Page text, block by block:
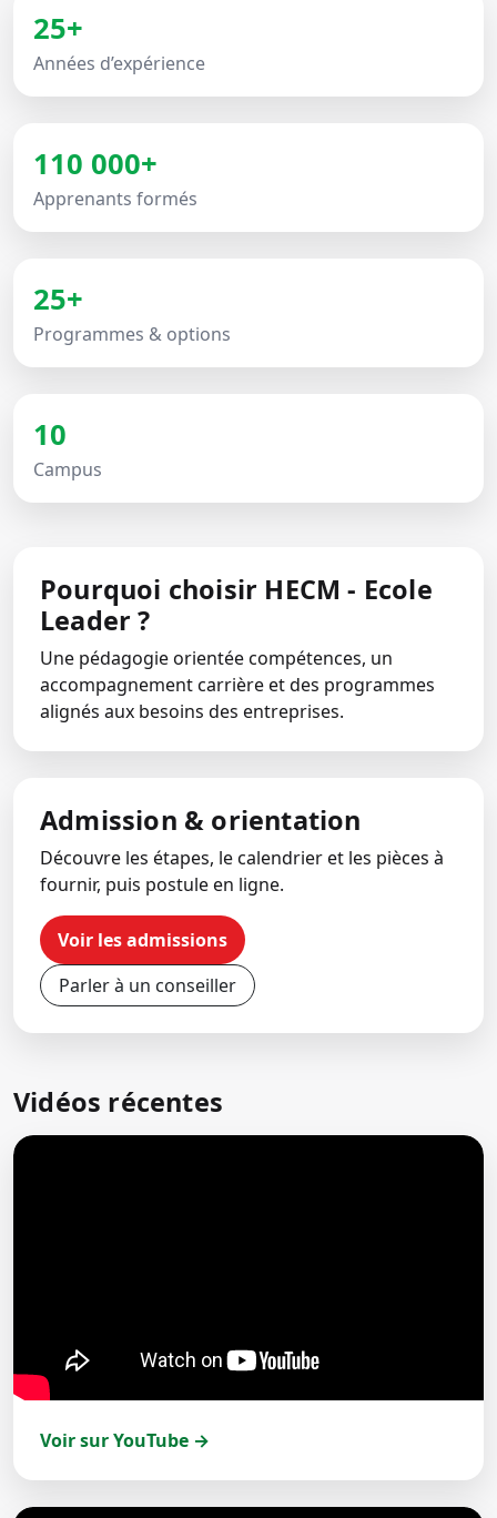
25+
Années d’expérience
110 000+
Apprenants formés
25+
Programmes & options
10
Campus
Pourquoi choisir HECM - Ecole
Leader ?
Une pédagogie orientée compétences, un
accompagnement carrière et des programmes
alignés aux besoins des entreprises.
Admission & orientation
Découvre les étapes, le calendrier et les pièces à
fournir, puis postule en ligne.
Voir les admissions
Parler à un conseiller
Vidéos récentes
Voir sur YouTube →